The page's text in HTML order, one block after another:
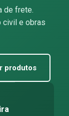
de frete.
civil e obras
produtos